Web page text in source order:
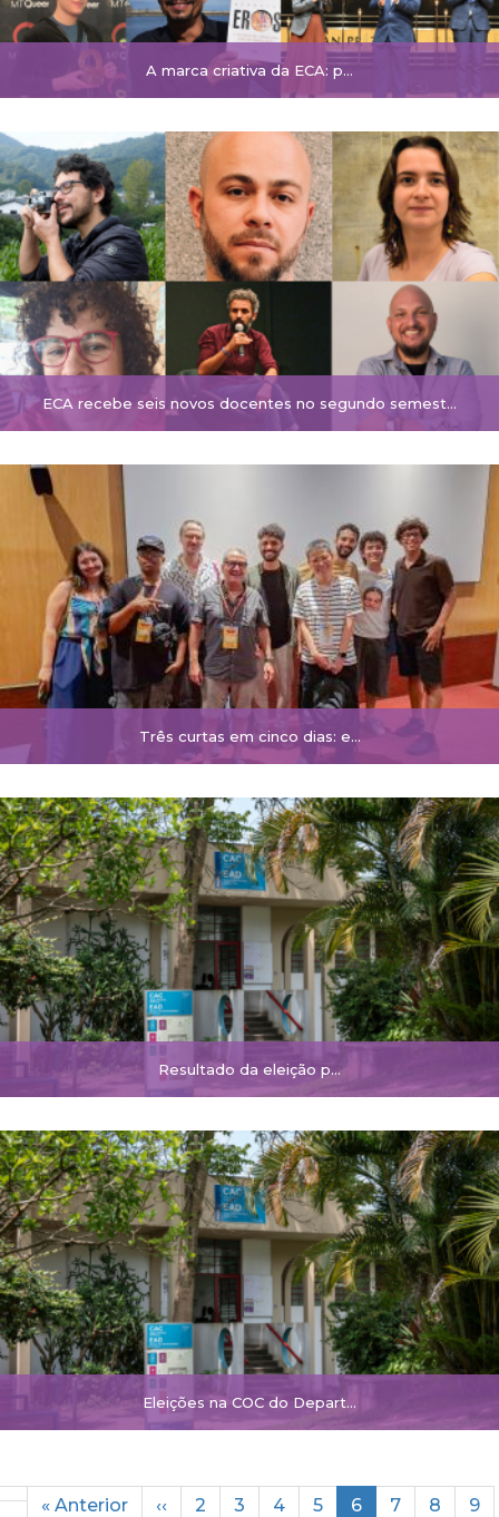
A marca criativa da ECA: p…
ECA recebe seis novos docentes no segundo semest…
Três curtas em cinco dias: e…
Resultado da eleição p…
Eleições na COC do Depart…
Pagination
First
« Anterior
Previous
‹‹ Page
2 Page
3 Page
4 Page
5
Current
6 Page
7 Page
8
9